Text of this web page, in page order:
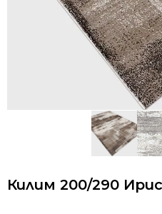
Килим 200/290